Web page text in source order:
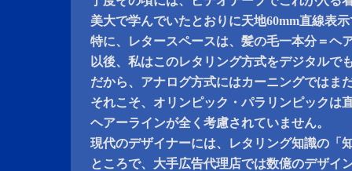
美大で学んでいたとおりに天地60mm直線表
特に、レタースペースは、髪の毛一本分＝ヘ
以後、私はこのレタリング方式をデジタルで
だから、アナログ方式にはカーニングではま
それこそ、オリンピック・パラリンピックは
ヘアーラインが全く考慮されていません。
現代のデザイナーには、レタリング知識の「
ところで、大手広告代理店では数億のデザイ